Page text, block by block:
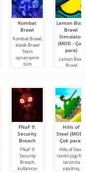
Kombat
Brawl
Kombat Brawl,
klasik Brawl
Stars
oynanışının
tüm
Lemon Box -
Brawl
Simulator
(MOD - Çok
para)
Lemon Box -
Brawl
FNaF 9:
Security
Breach
FNaF 9:
Security
Breach,
kullanıcıyı
Hills of
Steel (MOD -
Çok para)
Hills of Steel,
renkli çizgi film
tarzında
yapılmış,